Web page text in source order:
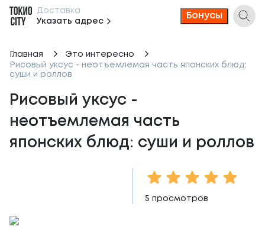
Доставка
Указать адрес
Бонусы
Главная
Это интересно
Рисовый уксус - неотъемлемая часть японских блюд:
суши и роллов
Рисовый уксус -
неотъемлемая часть
японских блюд: суши и роллов
1 Star
2 Stars
3 Stars
4 Stars
5 просмотров